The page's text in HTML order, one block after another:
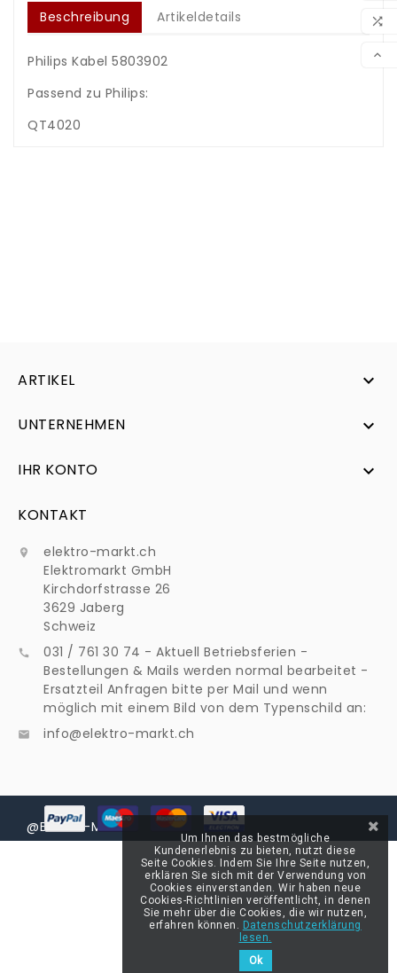


Beschreibung Artikeldetails
Philips Kabel 5803902
Passend zu Philips:
QT4020
ARTIKEL 
UNTERNEHMEN 
IHR KONTO 
KONTAKT

elektro-markt.ch
Elektromarkt GmbH
Kirchdorfstrasse 26
3629 Jaberg
Schweiz

031 / 761 30 74 - Aktuell Betriebsferien -
Bestellungen & Mails werden normal bearbeitet -
Ersatzteil Anfragen bitte per Mail und wenn
möglich mit einem Bild von dem Typenschild an:
 info@elektro-markt.ch
@Elektro-Markt
Um Ihnen das bestmögliche
Kundenerlebnis zu bieten, nutzt diese
Seite Cookies. Indem Sie Ihre Seite nutzen,
erklären Sie sich mit der Verwendung von
Cookies einverstanden. Wir haben neue
Cookies-Richtlinien veröffentlicht, in denen
Sie mehr über die Cookies, die wir nutzen,
erfahren können. Datenschutzerklärung
lesen.
Ok